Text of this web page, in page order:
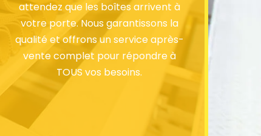
attendez que les boîtes arrivent à
votre porte. Nous garantissons la
qualité et offrons un service après-
vente complet pour répondre à
TOUS vos besoins.